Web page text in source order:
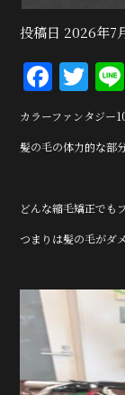
投稿日 2026年7
F
a
c
e
b
o
o
k
T
w
it
te
r
カラーファンタジー
髪の毛の体力的な部
どんな縮毛矯正でも
つまりは髪の毛がダ